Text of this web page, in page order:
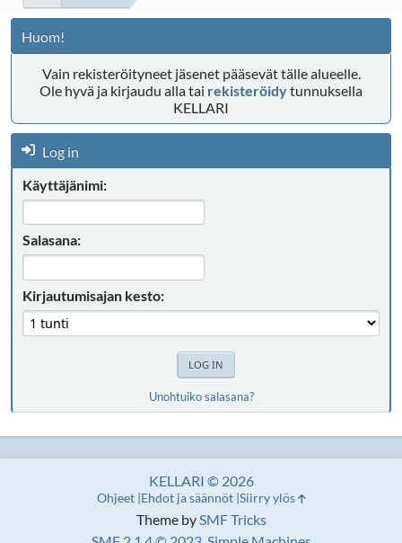
Huom!
Vain rekisteröityneet jäsenet pääsevät tälle alueelle.
Ole hyvä ja kirjaudu alla tai rekisteröidytunnuksella
KELLARI
Log in
Käyttäjänimi:
Salasana:
Kirjautumisajan kesto:
Unohtuiko salasana?
Theme bySMF Tricks
KELLARI © 2026
Ohjeet Ehdot ja säännöt Siirry ylös